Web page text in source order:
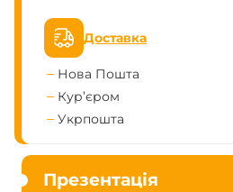
Доставка
Нова Пошта
Кур’єром
Укрпошта
Презентація